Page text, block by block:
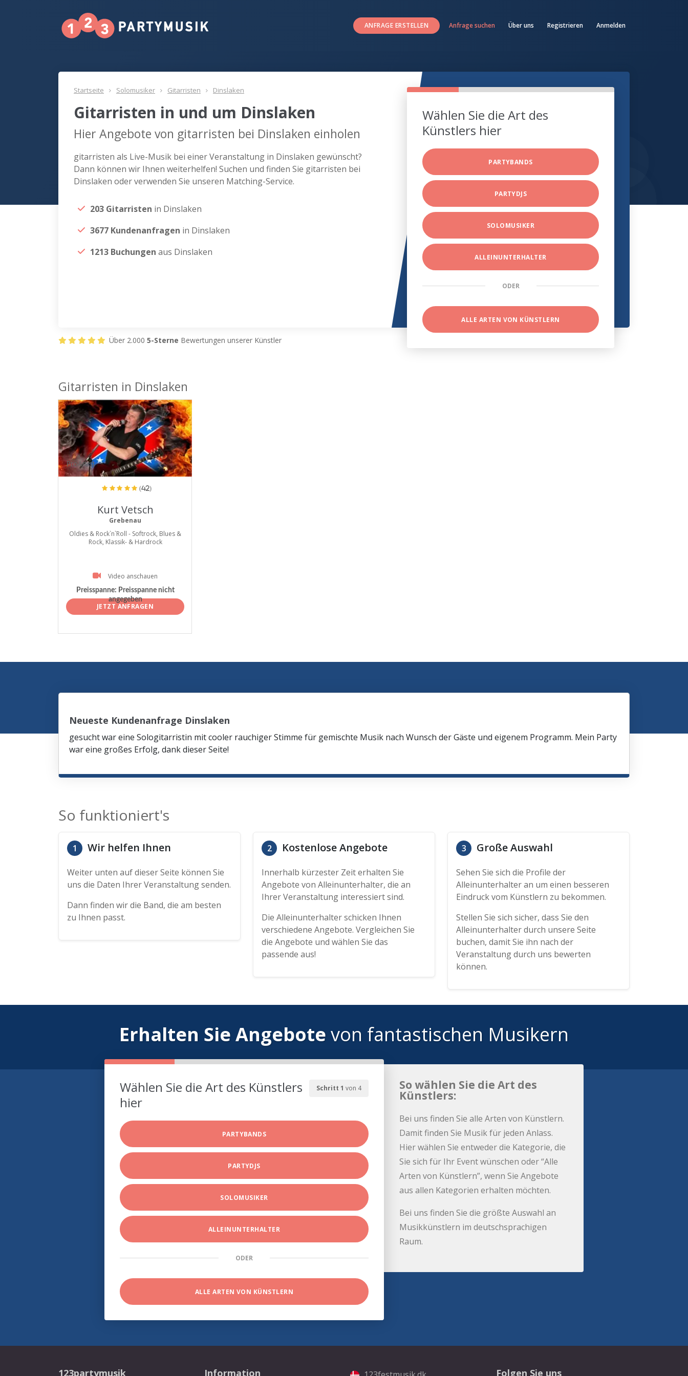
ANFRAGE ERSTELLEN Anfrage suchen Über uns Registrieren Anmelden
Startseite Solomusiker Gitarristen Dinslaken
Gitarristen in und um Dinslaken
Hier Angebote von gitarristen bei Dinslaken einholen
gitarristen als Live-Musik bei einer Veranstaltung in Dinslaken gewünscht?
Dann können wir Ihnen weiterhelfen! Suchen und finden Sie gitarristen bei
Dinslaken oder verwenden Sie unseren Matching-Service.
203 Gitarristen in Dinslaken
3677 Kundenanfragen in Dinslaken
1213 Buchungen aus Dinslaken
Wählen Sie die Art des
Künstlers hier
PARTYBANDS
PARTYDJS
SOLOMUSIKER
ALLEINUNTERHALTER
ODER
ALLE ARTEN VON KÜNSTLERN
Über 2.000 5-Sterne Bewertungen unserer Künstler
Gitarristen in Dinslaken
ProArtist
(42)
Kurt Vetsch
Grebenau
Oldies & Rock`n`Roll - Softrock, Blues &
Rock, Klassik- & Hardrock
Video anschauen
Preisspanne: Preisspanne nicht
angegeben
JETZT ANFRAGEN
Neueste Kundenanfrage Dinslaken
gesucht war eine Sologitarristin mit cooler rauchiger Stimme für gemischte Musik nach Wunsch der Gäste und eigenem Programm. Mein Party
war eine großes Erfolg, dank dieser Seite!
So funktioniert's
1 Wir helfen Ihnen
Weiter unten auf dieser Seite können Sie
uns die Daten Ihrer Veranstaltung senden.
Dann finden wir die Band, die am besten
zu Ihnen passt.
2 Kostenlose Angebote
Innerhalb kürzester Zeit erhalten Sie
Angebote von Alleinunterhalter, die an
Ihrer Veranstaltung interessiert sind.
Die Alleinunterhalter schicken Ihnen
verschiedene Angebote. Vergleichen Sie
die Angebote und wählen Sie das
passende aus!
3 Große Auswahl
Sehen Sie sich die Profile der
Alleinunterhalter an um einen besseren
Eindruck vom Künstlern zu bekommen.
Stellen Sie sich sicher, dass Sie den
Alleinunterhalter durch unsere Seite
buchen, damit Sie ihn nach der
Veranstaltung durch uns bewerten
können.
Erhalten Sie Angebote von fantastischen Musikern
Schritt 1 von 4
Wählen Sie die Art des Künstlers
hier
PARTYBANDS
PARTYDJS
SOLOMUSIKER
ALLEINUNTERHALTER
ODER
ALLE ARTEN VON KÜNSTLERN
So wählen Sie die Art des
Künstlers:
Bei uns finden Sie alle Arten von Künstlern.
Damit finden Sie Musik für jeden Anlass.
Hier wählen Sie entweder die Kategorie, die
Sie sich für Ihr Event wünschen oder “Alle
Arten von Künstlern”, wenn Sie Angebote
aus allen Kategorien erhalten möchten.
Bei uns finden Sie die größte Auswahl an
Musikkünstlern im deutschsprachigen
Raum.
123partymusik Information Folgen Sie uns